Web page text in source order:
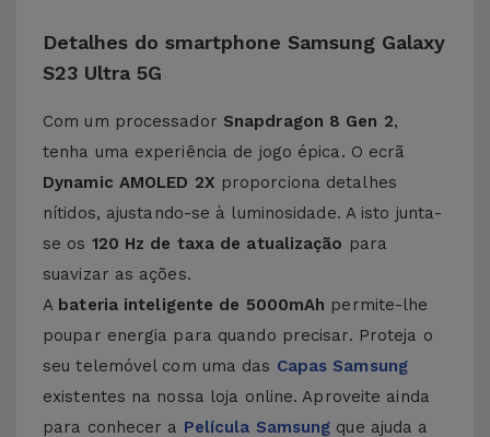
Detalhes do smartphone Samsung Galaxy
S23 Ultra 5G
Com um processador Snapdragon 8 Gen 2,
tenha uma experiência de jogo épica. O ecrã
Dynamic AMOLED 2X proporciona detalhes
nítidos, ajustando-se à luminosidade. A isto junta-
se os 120 Hz de taxa de atualização para
suavizar as ações.
A bateria inteligente de 5000mAh permite-lhe
poupar energia para quando precisar. Proteja o
seu telemóvel com uma das Capas Samsung
existentes na nossa loja online. Aproveite ainda
para conhecer a Película Samsung que ajuda a